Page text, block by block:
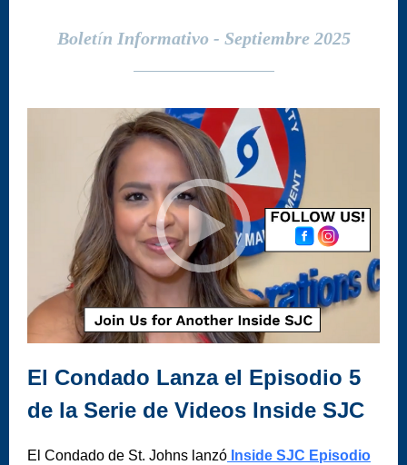
Boletín Informativo - Septiembre 2025
El Condado Lanza el Episodio 5
de la Serie de Videos Inside SJC
El Condado de St. Johns lanzó Inside SJC Episodio